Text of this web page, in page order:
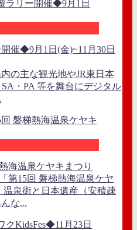
催◆9月1日(金)~11月30日
の主な観光地やJR東日本
・PA 等を舞台にデジタル
海温泉ケヤキまつり
第15回 磐梯熱海温泉ケヤ
泉街と日本遺産（安積疎
な...